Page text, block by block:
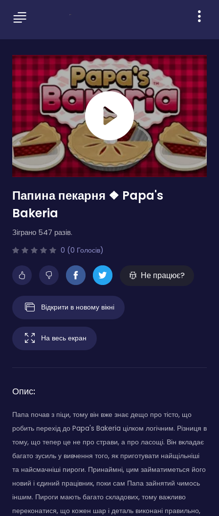
Папина пекарня ❖ Papa's
Bakeria
Зіграно 547 разів.
0 (0 Голосів)
Не працює?
Відкрити в новому вікні
На весь екран
Опис:
Папа почав з піци, тому він вже знає дещо про тісто, що
робить перехід до Papa's Bakeria цілком логічним. Різниця в
тому, що тепер це не про страви, а про ласощі. Він вкладає
багато зусиль у вивчення того, як приготувати найщільніші
та найсмачніші пироги. Принаймні, цим займатиметься його
новий і єдиний працівник, поки сам Папа зайнятий чимось
іншим. Пироги мають багато складових, тому важливо
переконатися, що кожен шар і деталь виконані правильно,